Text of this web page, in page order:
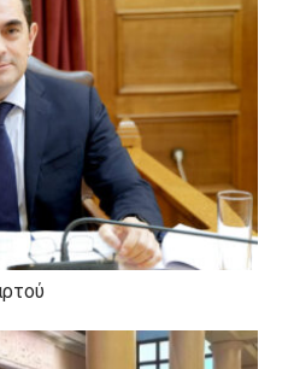
Τέχνης»
εξέδωσε
«Με τα μικρά
εκδ. Γαβριηλίδης
«Τα χαϊκού της
λέξεις», «190+1
Αναπνοές» εκδ.